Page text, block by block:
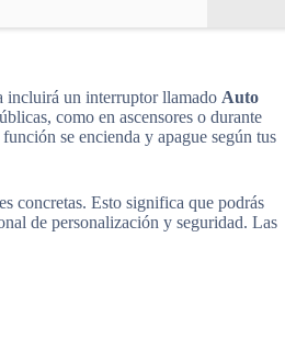
incluirá un interruptor llamado Auto
como en ascensores o durante
se encienda y apague según tus
concretas. Esto significa que podrás
de personalización y seguridad. Las